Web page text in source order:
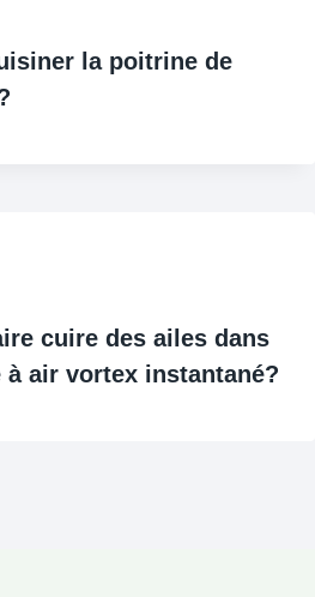
la poitrine de
cuire des ailes dans
à air vortex instantané?